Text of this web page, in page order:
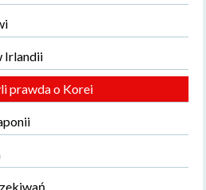
Irlandii
prawda o Korei